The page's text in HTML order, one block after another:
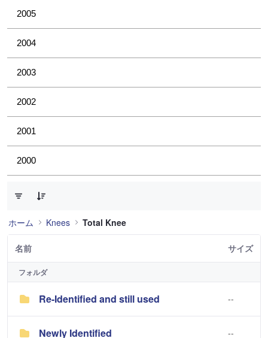
2005
2004
2003
2002
2001
2000
ホーム Knees Total Knee
名前 サイズ
フォルダ
Re-Identified and still used --
Newly Identified --